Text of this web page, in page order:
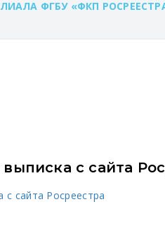
ФГБУ «ФКП
с сайта
с сайта Росреестра